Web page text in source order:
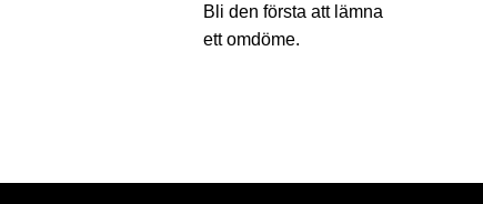
Bli den första att lämna
ett omdöme.